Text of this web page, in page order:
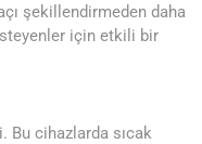
şekillendirmeden daha
için etkili bir
Bu cihazlarda sıcak